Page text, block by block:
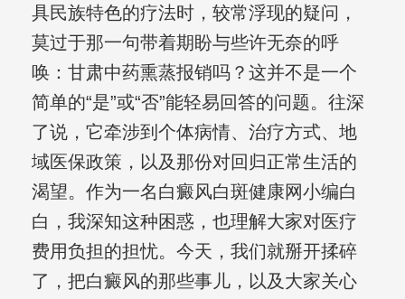
具民族特色的疗法时，较常浮现的疑问，
莫过于那一句带着期盼与些许无奈的呼
唤：甘肃中药熏蒸报销吗？这并不是一个
简单的“是”或“否”能轻易回答的问题。往深
了说，它牵涉到个体病情、治疗方式、地
域医保政策，以及那份对回归正常生活的
渴望。作为一名白癜风白斑健康网小编白
白，我深知这种困惑，也理解大家对医疗
费用负担的担忧。今天，我们就掰开揉碎
了，把白癜风的那些事儿，以及大家关心